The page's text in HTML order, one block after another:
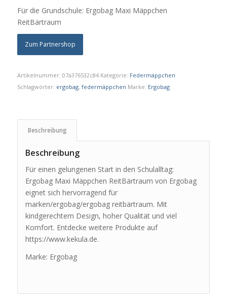
Für die Grundschule: Ergobag Maxi Mäppchen
ReitBärtraum
Zum Partnershop
Artikelnummer: 07a376532c84 Kategorie: Federmäppchen
Schlagwörter: ergobag, federmäppchen Marke: Ergobag
Beschreibung
Beschreibung
Für einen gelungenen Start in den Schulalltag:
Ergobag Maxi Mäppchen ReitBärtraum von Ergobag
eignet sich hervorragend für
marken/ergobag/ergobag reitbärtraum. Mit
kindgerechtem Design, hoher Qualität und viel
Komfort. Entdecke weitere Produkte auf
https://www.kekula.de.
Marke: Ergobag